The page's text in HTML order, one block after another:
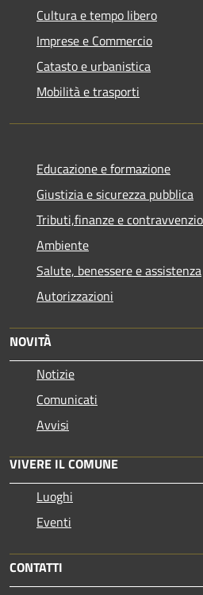
Cultura e tempo libero
Imprese e Commercio
Catasto e urbanistica
Mobilità e trasporti
Educazione e formazione
Giustizia e sicurezza pubblica
Tributi,finanze e
Ambiente
Salute, benessere e assistenza
Autorizzazioni
NOVITÀ
Notizie
Comunicati
Avvisi
VIVERE IL COMUNE
Luoghi
Eventi
CONTATTI